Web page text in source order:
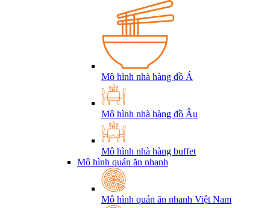
Mô hình nhà hàng đồ Á
Mô hình nhà hàng đồ Âu
Mô hình nhà hàng buffet
Mô hình quán ăn nhanh
Mô hình quán ăn nhanh Việt Nam